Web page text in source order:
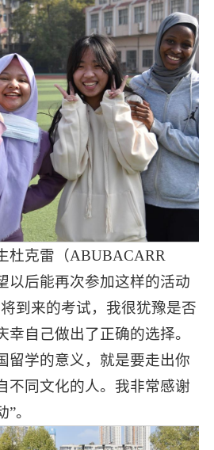
杜克雷（ABUBACARR
以后能再次参加这样的活动
到来的考试，我很犹豫是否
幸自己做出了正确的选择。
留学的意义，就是要走出你
不同文化的人。我非常感谢
。